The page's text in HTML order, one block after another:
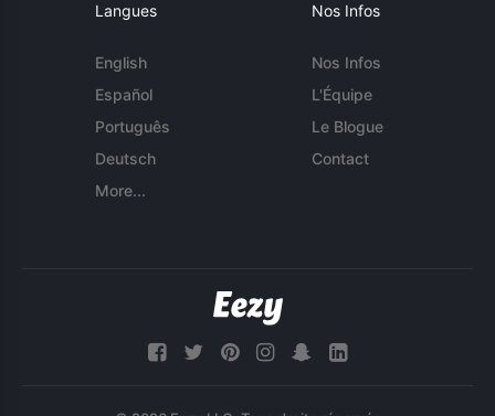
Langues
English
Español
Português
Deutsch
More...
Nos Infos
Nos Infos
L'Équipe
Le Blogue
Contact